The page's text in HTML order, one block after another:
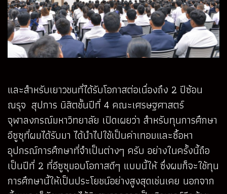
และสำหรับเยาวชนที่ได้รับโอกาสต่อเนื่องถึง 2 ปีซ้อน
ณรุจ สุปการ นิสิตชั้นปีที่ 4 คณะเศรษฐศาสตร์
จุฬาลงกรณ์มหาวิทยาลัย เปิดเผยว่า สำหรับทุนการศึกษา
อีซูซุที่ผมได้รับมา ได้นำไปใช้เป็นค่าเทอมและซื้อหา
อุปกรณ์การศึกษาที่จำเป็นต่างๆ ครับ อย่างในครั้งนี้ถือ
เป็นปีที่ 2 ที่อีซูซุมอบโอกาสดีๆ แบบนี้ให้ ซึ่งผมก็จะใช้ทุน
การศึกษานี้ให้เป็นประโยชน์อย่างสูงสุดเช่นเคย นอกจาก